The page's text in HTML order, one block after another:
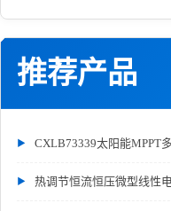
推荐产品
CXLB73339太阳能MPPT
热调节恒流恒压微型线性